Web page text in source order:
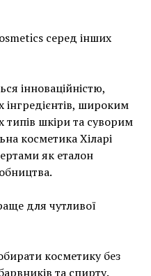
серед інших
інноваційністю,
широким
типів шкіри та суворим
косметика Хіларі
як еталон
для чутливої
косметику без
та спирту.